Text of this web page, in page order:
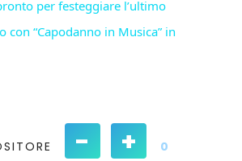
per festeggiare l’ultimo
con “Capodanno in Musica” in
- + 0